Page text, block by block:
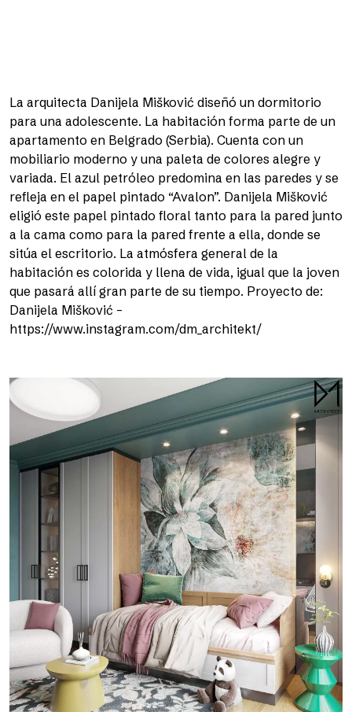
La arquitecta Danijela Mišković diseñó un dormitorio
para una adolescente. La habitación forma parte de un
apartamento en Belgrado (Serbia). Cuenta con un
mobiliario moderno y una paleta de colores alegre y
variada. El azul petróleo predomina en las paredes y se
refleja en el papel pintado “Avalon”. Danijela Mišković
eligió este papel pintado floral tanto para la pared junto
a la cama como para la pared frente a ella, donde se
sitúa el escritorio. La atmósfera general de la
habitación es colorida y llena de vida, igual que la joven
que pasará allí gran parte de su tiempo. Proyecto de:
Danijela Mišković –
https://www.instagram.com/dm_architekt/